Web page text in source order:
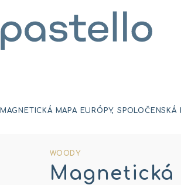
MAGNETICKÁ MAPA EURÓPY,
WOODY
Magnetická